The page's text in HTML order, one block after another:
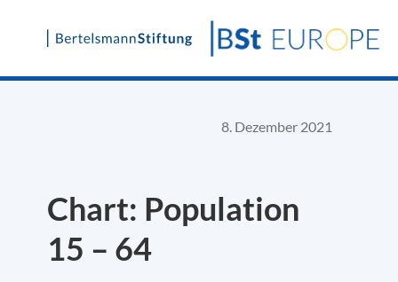
Skip
8. Dezember 2021
Chart: Population
15 – 64